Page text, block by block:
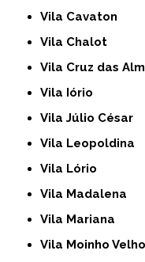
Vila Cavaton
Vila Chalot
Vila Cruz das
Vila Iório
Vila Júlio César
Vila Leopoldina
Vila Lório
Vila Madalena
Vila Mariana
Vila Moinho Velho